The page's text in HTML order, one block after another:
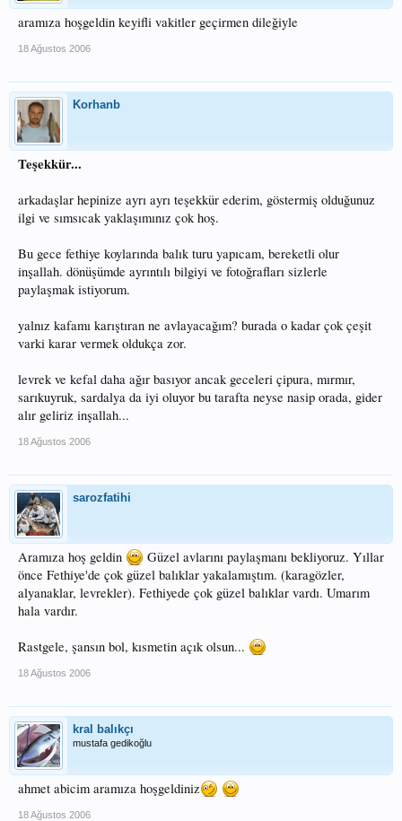
aramıza hoşgeldin keyifli vakitler geçirmen dileğiyle
18 Ağustos 2006
Korhanb
Teşekkür...
arkadaşlar hepinize ayrı ayrı teşekkür ederim, göstermiş olduğunuz
ilgi ve sımsıcak yaklaşımınız çok hoş.
Bu gece fethiye koylarında balık turu yapıcam, bereketli olur
inşallah. dönüşümde ayrıntılı bilgiyi ve fotoğrafları sizlerle
paylaşmak istiyorum.
yalnız kafamı karıştıran ne avlayacağım? burada o kadar çok çeşit
varki karar vermek oldukça zor.
levrek ve kefal daha ağır basıyor ancak geceleri çipura, mırmır,
sarıkuyruk, sardalya da iyi oluyor bu tarafta neyse nasip orada, gider
alır geliriz inşallah...
18 Ağustos 2006
sarozfatihi
Aramıza hoş geldin
Güzel avlarını paylaşmanı bekliyoruz. Yıllar
önce Fethiye'de çok güzel balıklar yakalamıştım. (karagözler,
alyanaklar, levrekler). Fethiyede çok güzel balıklar vardı. Umarım
hala vardır.
Rastgele, şansın bol, kısmetin açık olsun...
18 Ağustos 2006
kral balıkçı
mustafa gedikoğlu
ahmet abicim aramıza hoşgeldiniz
18 Ağustos 2006